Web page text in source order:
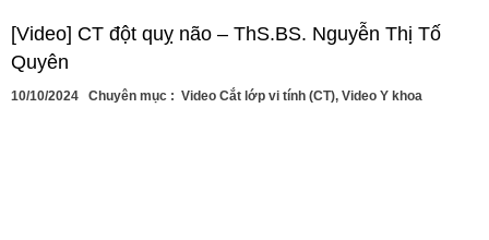
[Video] CT đột quỵ não – ThS.BS. Nguyễn Thị Tố
Quyên
10/10/2024 Chuyên mục : Video Cắt lớp vi tính (CT), Video Y khoa